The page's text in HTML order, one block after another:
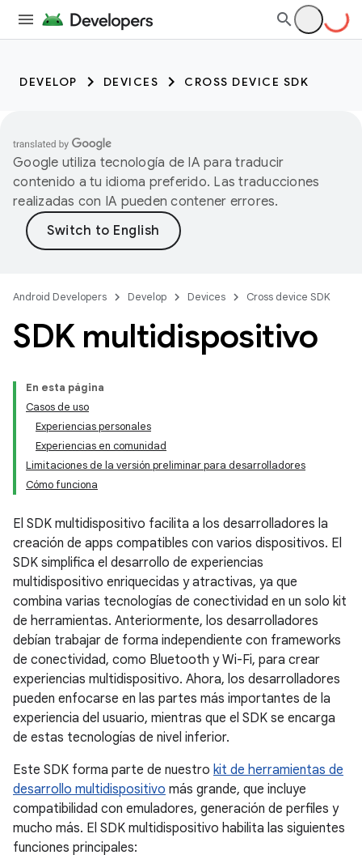
DEVELOP DEVICES CROSS DEVICE SDK
Google utiliza tecnología de IA para traducir
contenido a tu idioma preferido. Las traducciones
realizadas con IA pueden contener errores.
Android Developers Develop Devices Cross device SDK
SDK multidispositivo
En esta página
Casos de uso
Experiencias personales
Experiencias en comunidad
Limitaciones de la versión preliminar para desarrolladores
Cómo funciona
El SDK multidispositivo facilita a los desarrolladores la
creación de apps compatibles con varios dispositivos. El
SDK simplifica el desarrollo de experiencias
multidispositivo enriquecidas y atractivas, ya que
combina varias tecnologías de conectividad en un solo kit
de herramientas. Anteriormente, los desarrolladores
debían trabajar de forma independiente con frameworks
de conectividad, como Bluetooth y Wi-Fi, para crear
experiencias multidispositivo. Ahora, los desarrolladores
pueden enfocarse en las partes más importantes de la
experiencia del usuario, mientras que el SDK se encarga
de estas tecnologías de nivel inferior.
Este SDK forma parte de nuestro kit de herramientas de
desarrollo multidispositivo más grande, que incluye
compatibilidad con emuladores, generación de perfiles y
mucho más. El SDK multidispositivo habilita las siguientes
funciones principales: